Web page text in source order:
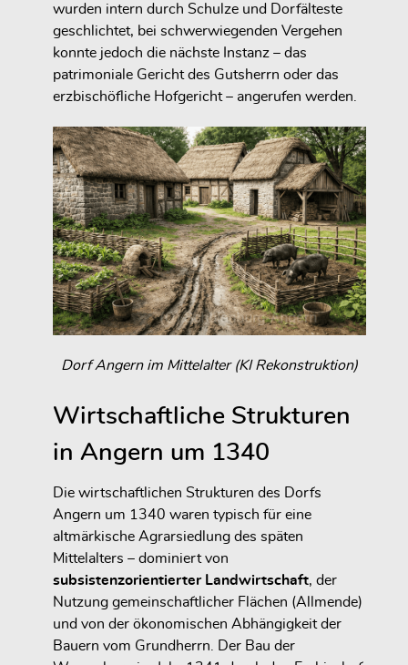
wurden intern durch Schulze und Dorfälteste
geschlichtet, bei schwerwiegenden Vergehen
konnte jedoch die nächste Instanz – das
patrimoniale Gericht des Gutsherrn oder das
erzbischöfliche Hofgericht – angerufen werden.
Dorf Angern im Mittelalter (KI Rekonstruktion)
Wirtschaftliche Strukturen
in Angern um 1340
Die wirtschaftlichen Strukturen des Dorfs
Angern um 1340 waren typisch für eine
altmärkische Agrarsiedlung des späten
Mittelalters – dominiert von
subsistenzorientierter Landwirtschaft, der
Nutzung gemeinschaftlicher Flächen (Allmende)
und von der ökonomischen Abhängigkeit der
Bauern vom Grundherrn. Der Bau der